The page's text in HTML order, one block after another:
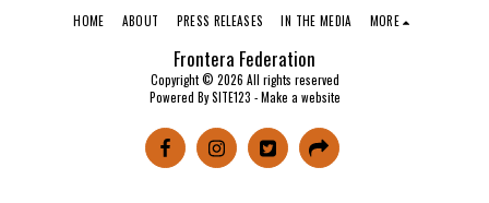
Frontera Federation
Copyright © 2026 All rights reserved
Powered BySITE123 -Make a website
HOME ABOUT PRESS RELEASES IN THE MEDIA MORE